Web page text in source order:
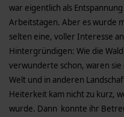
war eigentlich als
Arbeitstagen. Aber es wurde
selten eine, voller Interesse
Hintergründigen: Wie die
verwunderte schon, waren
Welt und in anderen
Heiterkeit kam nicht zu kurz,
wurde. Dann konnte ihr